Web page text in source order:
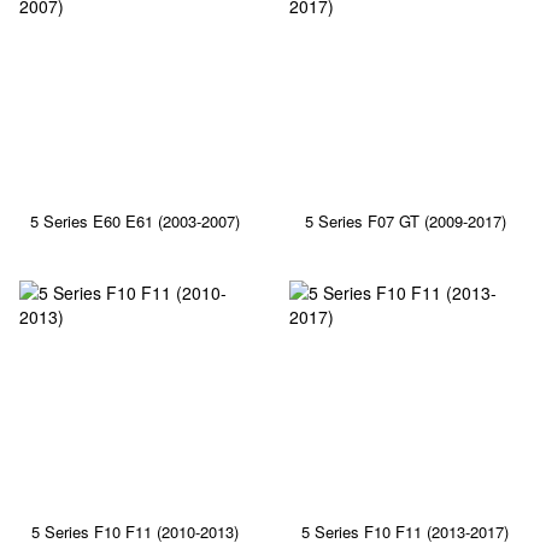
5 Series E60 E61 (2003-2007) 5 Series F07 GT (2009-2017)
5 Series F10 F11 (2010-2013) 5 Series F10 F11 (2013-2017)